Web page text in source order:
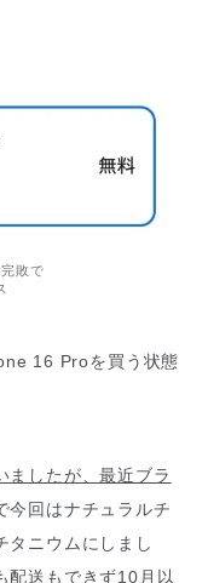
敗で
16 Proを買う状態
ましたが、最近ブラ
今回はナチュラルチ
タニウムにしまし
配送もできず10月以